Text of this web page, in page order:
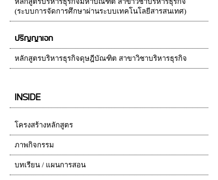
(ระบบการจัดการศึกษาผ่านระบบเทคโนโลยีสารสนเทศ)
ปริญญาเอก
หลักสูตรบริหารธุรกิจดุษฎีบัณฑิต สาขาวิชาบริหารธุรกิจ
INSIDE
โครงสร้างหลักสูตร
ภาพกิจกรรม
บทเรียน / แผนการสอน